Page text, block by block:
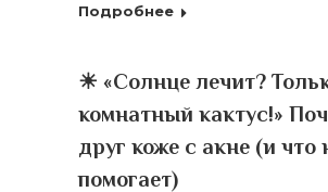
Подробнее
☀ «Солнце лечит?
комнатный кактус!»
друг коже с акне (и
помогает)